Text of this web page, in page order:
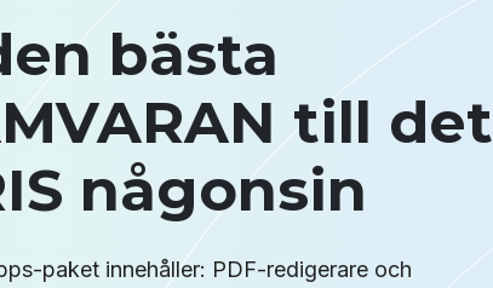
bästa
till det
någonsin
paket innehåller: PDF-redigerare och